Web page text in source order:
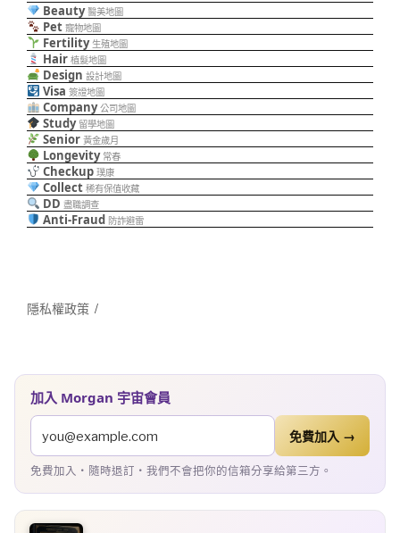
Beauty 醫美地圖
Pet 寵物地圖
Fertility 生殖地圖
Hair 植髮地圖
Design 設計地圖
Visa 簽證地圖
Company 公司地圖
Study 留學地圖
Senior 黃金歲月
Longevity 常春
Checkup 璞康
Collect 稀有保值收藏
DD 盡職調查
Anti-Fraud 防詐避雷
隱私權政策
加入 Morgan 宇宙會員
免費加入 →
免費加入・隨時退訂・我們不會把你的信箱分享給第三方。